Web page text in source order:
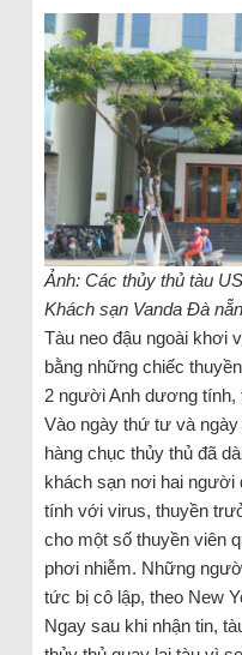
Ảnh: Các thủy thủ tàu
Khách sạn Vanda Đà
Tàu neo đậu ngoài khơi
bằng những chiếc
2 người Anh dương tính,
Vào ngày thứ tư và
hàng chục thủy thủ đã
khách sạn nơi hai người
tính với virus, thuyền
cho một số thuyền viên
phơi nhiễm. Những
tức bị cô lập, theo New
Ngay sau khi nhận tin,